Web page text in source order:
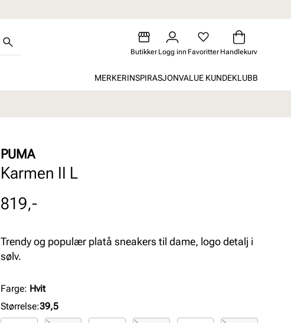
Butikker Logg inn Favoritter Handlekurv
MERKERINSPIRASJONVALUE KUNDEKLUBB
PUMA
Karmen II L
Pris
819,-
Trendy og populær platå sneakers til dame, logo detalj i
sølv.
Farge: Hvit
Størrelse:39,5